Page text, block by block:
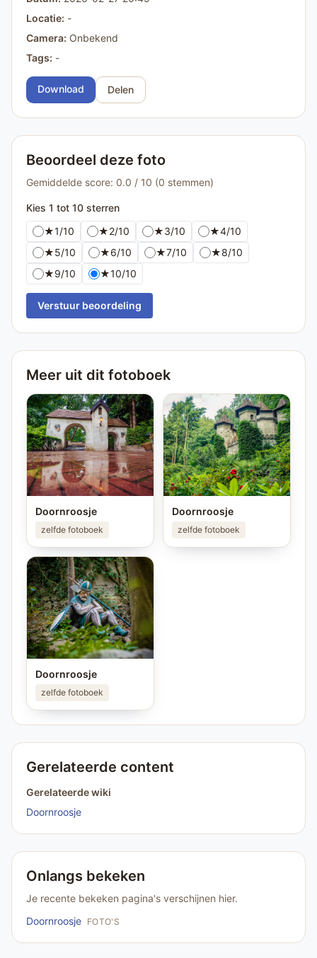
Locatie: -
Camera: Onbekend
Tags: -
Download Delen
Beoordeel deze foto
Gemiddelde score: 0.0 / 10 (0 stemmen)
Kies 1 tot 10 sterren
★1/10 ★2/10 ★3/10 ★4/10
★5/10 ★6/10 ★7/10 ★8/10
★9/10 ★10/10
Verstuur beoordeling
Meer uit dit fotoboek
Doornroosje
zelfde fotoboek
Doornroosje
zelfde fotoboek
Doornroosje
zelfde fotoboek
Gerelateerde content
Gerelateerde wiki
Doornroosje
Onlangs bekeken
Je recente bekeken pagina's verschijnen hier.
Doornroosje FOTO'S